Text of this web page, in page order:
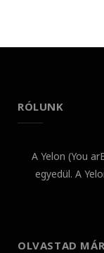
RÓLUNK
A Yelon (You
egyedül. A
OLVASTAD